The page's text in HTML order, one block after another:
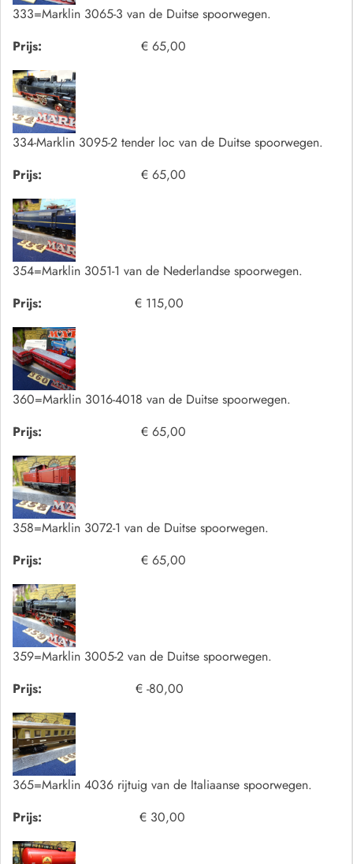
333=Marklin 3065-3 van de Duitse spoorwegen.
Prijs:
€ 65,00
334-Marklin 3095-2 tender loc van de Duitse spoorwegen.
Prijs:
€ 65,00
354=Marklin 3051-1 van de Nederlandse spoorwegen.
Prijs:
€ 115,00
360=Marklin 3016-4018 van de Duitse spoorwegen.
Prijs:
€ 65,00
358=Marklin 3072-1 van de Duitse spoorwegen.
Prijs:
€ 65,00
359=Marklin 3005-2 van de Duitse spoorwegen.
Prijs:
€ -80,00
365=Marklin 4036 rijtuig van de Italiaanse spoorwegen.
Prijs:
€ 30,00